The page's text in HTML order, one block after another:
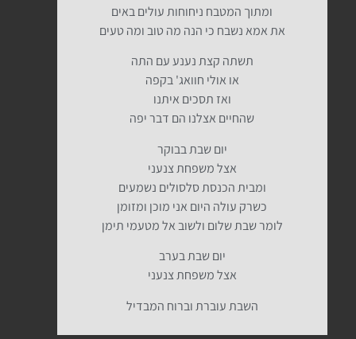
ומתוך המטבח ניחוחות עולים באים
את אמא נשבח כי הנה מה טוב ומה טעים
תשתה קצת נענע עם התה
או אולי חוואג' בקפה
ואז תסכים איתנו
שהחיים אצלנו הם דבר יפה
יום שבת בבוקר
אצל משפחת צנעני
ומבית הכנסת סלסולים נשמעים
כשרק עולה היום אני מוכן ומזומן
לומר שבת שלום ולשוב אל מטעמי תימן
יום שבת בערב
אצל משפחת צנעני
השבת עוברת וברוח המבדיל